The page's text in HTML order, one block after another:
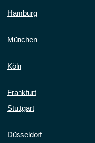
Hamburg
München
Köln
Frankfurt
Stuttgart
Düsseldorf